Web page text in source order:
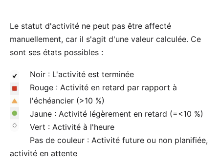
Le statut d'activité ne peut pas être affecté
manuellement, car il s'agit d'une valeur calculée. Ce
sont ses états possibles :
Noir : L'activité est terminée
Rouge : Activité en retard par rapport à
l'échéancier (>10 %)
Jaune : Activité légèrement en retard (=<10 %)
Vert : Activité à l'heure
Pas de couleur : Activité future ou non planifiée,
activité en attente